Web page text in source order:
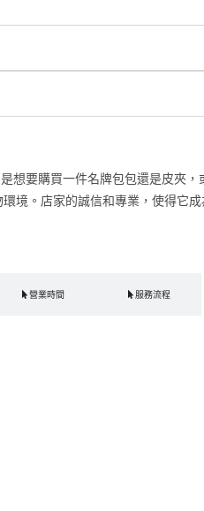
想要購買一件名牌包包還是皮夾，
境。店家的誠信和專業，使得它
營業時間 服務流程